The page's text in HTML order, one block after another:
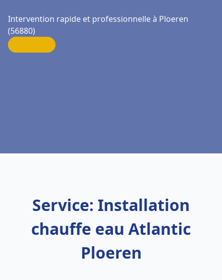
Intervention rapide et professionnelle à Ploeren
(56880)
Service: Installation
chauffe eau Atlantic
Ploeren